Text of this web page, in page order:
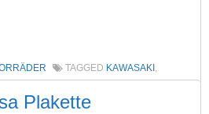
TAGGED KAWASAKI ,
Plakette